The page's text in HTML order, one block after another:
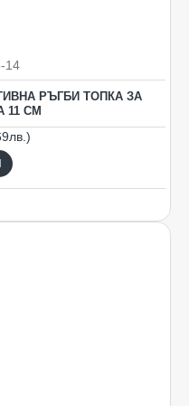
14
РЪГБИ ТОПКА ЗА
11 СМ